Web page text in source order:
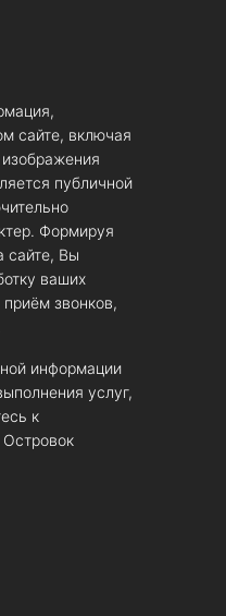
сайте, включая
публичной
Формируя
сайте, Вы
ваших
звонков,
информации
услуг,
к
Островок